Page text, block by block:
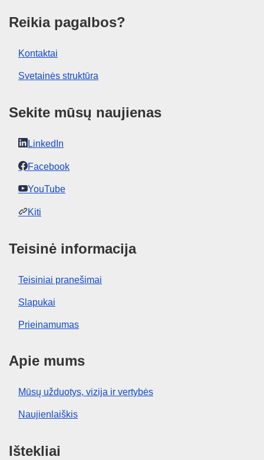
Reikia pagalbos?
Kontaktai
Svetainės struktūra
Sekite mūsų naujienas
LinkedIn
Facebook
YouTube
Kiti
Teisinė informacija
Teisiniai pranešimai
Slapukai
Prieinamumas
Apie mums
Mūsų užduotys, vizija ir vertybės
Naujienlaiškis
Ištekliai